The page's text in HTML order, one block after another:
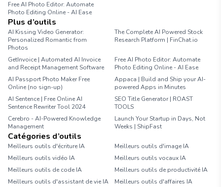
Free AI Photo Editor: Automate
Photo Editing Online - AI Ease
Plus d’outils
AI Kissing Video Generator:
Personalized Romantic from
Photos
The Complete AI Powered Stock
Research Platform | FinChat.io
GetInvoice | Automated AI Invoice
and Receipt Management Software
Free AI Photo Editor: Automate
Photo Editing Online - AI Ease
AI Passport Photo Maker Free
Online (no sign-up)
Appaca | Build and Ship your AI-
powered Apps in Minutes
AI Sentence | Free Online AI
Sentence Rewriter Tool 2024
SEO Title Generator | ROAST
TOOLS
Cerebro - AI-Powered Knowledge
Management
Launch Your Startup in Days, Not
Weeks | ShipFast
Catégories d’outils
Meilleurs outils d'écriture IA
Meilleurs outils d'image IA
Meilleurs outils vidéo IA
Meilleurs outils vocaux IA
Meilleurs outils de code IA
Meilleurs outils de productivité IA
Meilleurs outils d'assistant de vie IA
Meilleurs outils d'affaires IA